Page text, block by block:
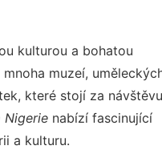
kulturou a bohatou
muzeí,
které stojí za
Nigerie nabízí fascinující
a kulturu.